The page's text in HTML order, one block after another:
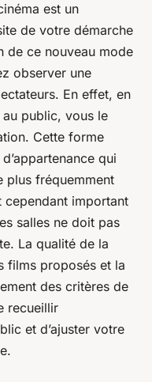
est un
de votre démarche
de ce nouveau mode
observer une
En effet, en
public, vous le
Cette forme
qui
plus fréquemment
cependant important
salles ne doit pas
La qualité de la
films proposés et la
des critères de
recueillir
et d’ajuster votre